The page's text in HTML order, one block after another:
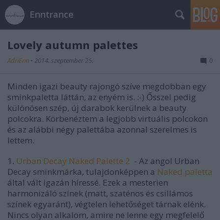
Enntrance
Lovely autumn palettes
AdriEnn • 2014. szeptember 25. 0
Minden igazi beauty rajongó szíve megdobban egy
sminkpaletta láttán, az enyém is. :-) Ősszel pedig
különösen szép, új darabok kerülnek a beauty
polcokra. Körbenéztem a legjobb virtuális polcokon
és az alábbi négy palettába azonnal szerelmes is
lettem.
1. Urban Decay Naked Palette 2 - Az angol Urban
Decay sminkmárka, tulajdonképpen a Naked paletta
által vált igazán híressé. Ezek a mesterien
harmonizáló színek (matt, szaténos és csillámos
színek egyaránt), végtelen lehetőséget tárnak elénk.
Nincs olyan alkalom, amire ne lenne egy megfelelő